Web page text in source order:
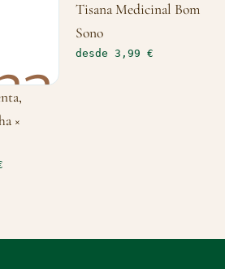
×
Tisana Medicinal Bom
Sono
desde 3,99 €